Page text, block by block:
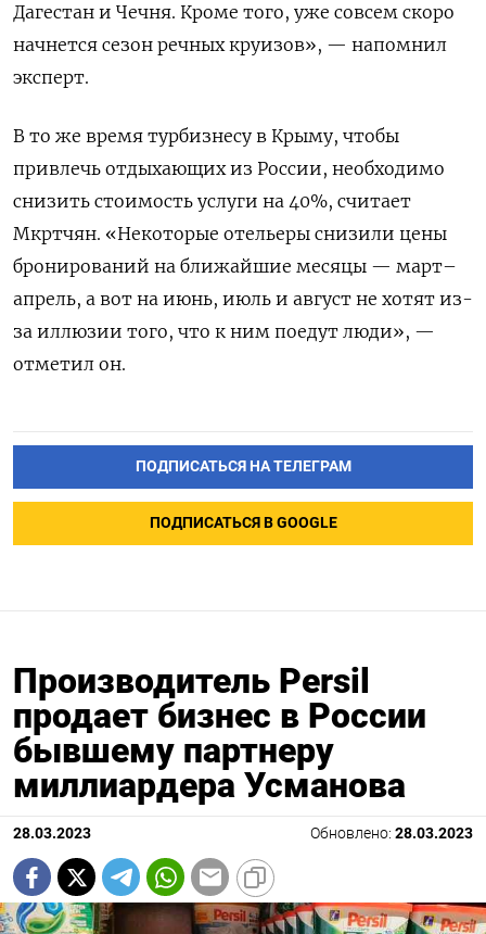
Дагестан и Чечня. Кроме того, уже совсем скоро
начнется сезон речных круизов», — напомнил
эксперт.
В то же время турбизнесу в Крыму, чтобы
привлечь отдыхающих из России, необходимо
снизить стоимость услуги на 40%, считает
Мкртчян. «Некоторые отельеры снизили цены
бронирований на ближайшие месяцы — март–
апрель, а вот на июнь, июль и август не хотят из-
за иллюзии того, что к ним поедут люди», —
отметил он.
ПОДПИСАТЬСЯ НА ТЕЛЕГРАМ
ПОДПИСАТЬСЯ В GOOGLE
Производитель Persil
продает бизнес в России
бывшему партнеру
миллиардера Усманова
28.03.2023 Обновлено: 28.03.2023